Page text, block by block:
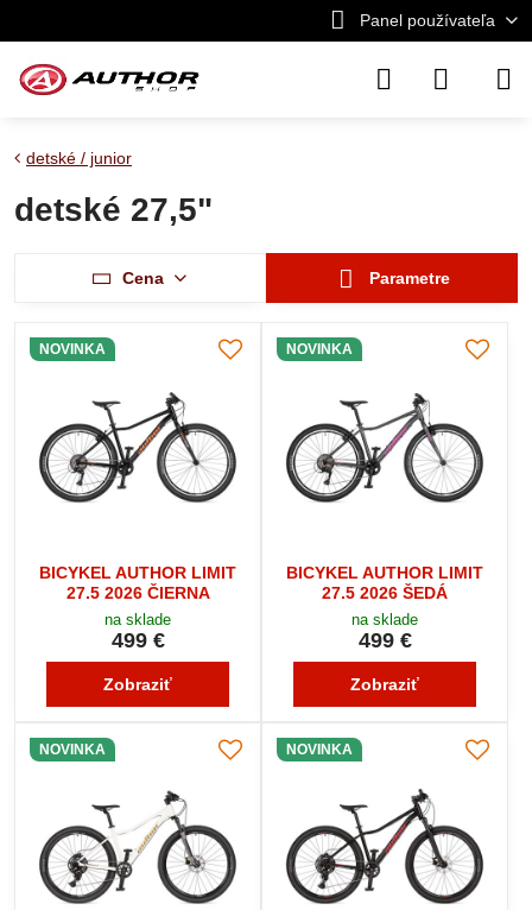
Panel používateľa
detské / junior
detské 27,5"
Cena Parametre
NOVINKA
BICYKEL AUTHOR LIMIT
27.5 2026 ČIERNA
na sklade
499 €
Zobraziť
NOVINKA
BICYKEL AUTHOR LIMIT
27.5 2026 ŠEDÁ
na sklade
499 €
Zobraziť
NOVINKA NOVINKA